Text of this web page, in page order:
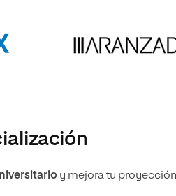
y mejora tu proyección